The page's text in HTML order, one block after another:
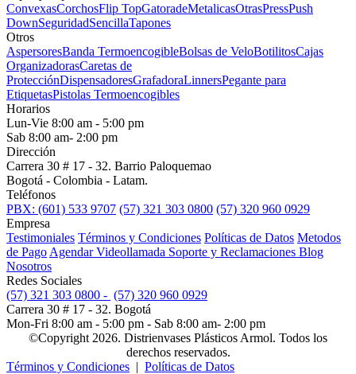
ConvexasCorchosFlip TopGatoradeMetalicasOtrasPressPush
DownSeguridadSencillaTapones
Otros
AspersoresBanda TermoencogibleBolsas de VeloBotilitosCajas
OrganizadorasCaretas de
ProtecciónDispensadoresGrafadoraLinnersPegante para
EtiquetasPistolas Termoencogibles
Horarios
Lun-Vie 8:00 am - 5:00 pm
Sab 8:00 am- 2:00 pm
Dirección
Carrera 30 # 17 - 32. Barrio Paloquemao
Bogotá - Colombia - Latam.
Teléfonos
PBX: (601) 533 9707 (57) 321 303 0800 (57) 320 960 0929
Empresa
Testimoniales Términos y Condiciones Políticas de Datos Metodos
de Pago Agendar Videollamada Soporte y Reclamaciones Blog
Nosotros
Redes Sociales
(57) 321 303 0800 - (57) 320 960 0929
Carrera 30 # 17 - 32. Bogotá
Mon-Fri 8:00 am - 5:00 pm - Sab 8:00 am- 2:00 pm
©Copyright 2026. Distrienvases Plásticos Armol. Todos los
derechos reservados.
Términos y Condiciones | Políticas de Datos